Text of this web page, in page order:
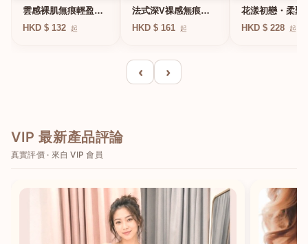
雲感裸肌無痕輕盈無
鋼圈內衣
HKD $ 132 起
法式深V祼感無痕果
凍軟支撐條無鋼圈內
HKD $ 161 起
花漾初戀・柔聚
圈蕾絲內衣
HKD $ 228 起
‹ ›
VIP 最新產品評論
真實評價 · 來自 VIP 會員
港澳中文
English